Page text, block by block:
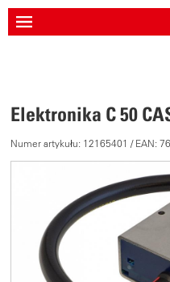
Elektronika C 50
Numer artykułu: 12165401 / EAN: